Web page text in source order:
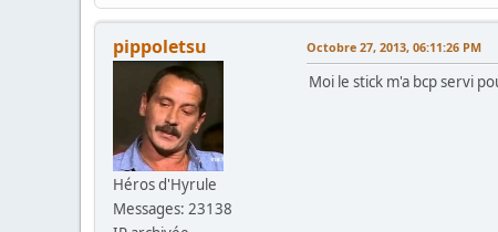
pippoletsu
Héros d'Hyrule
Messages: 23138
Octobre 27, 2013, 06:11:26 PM
Moi le stick m'a bcp servi